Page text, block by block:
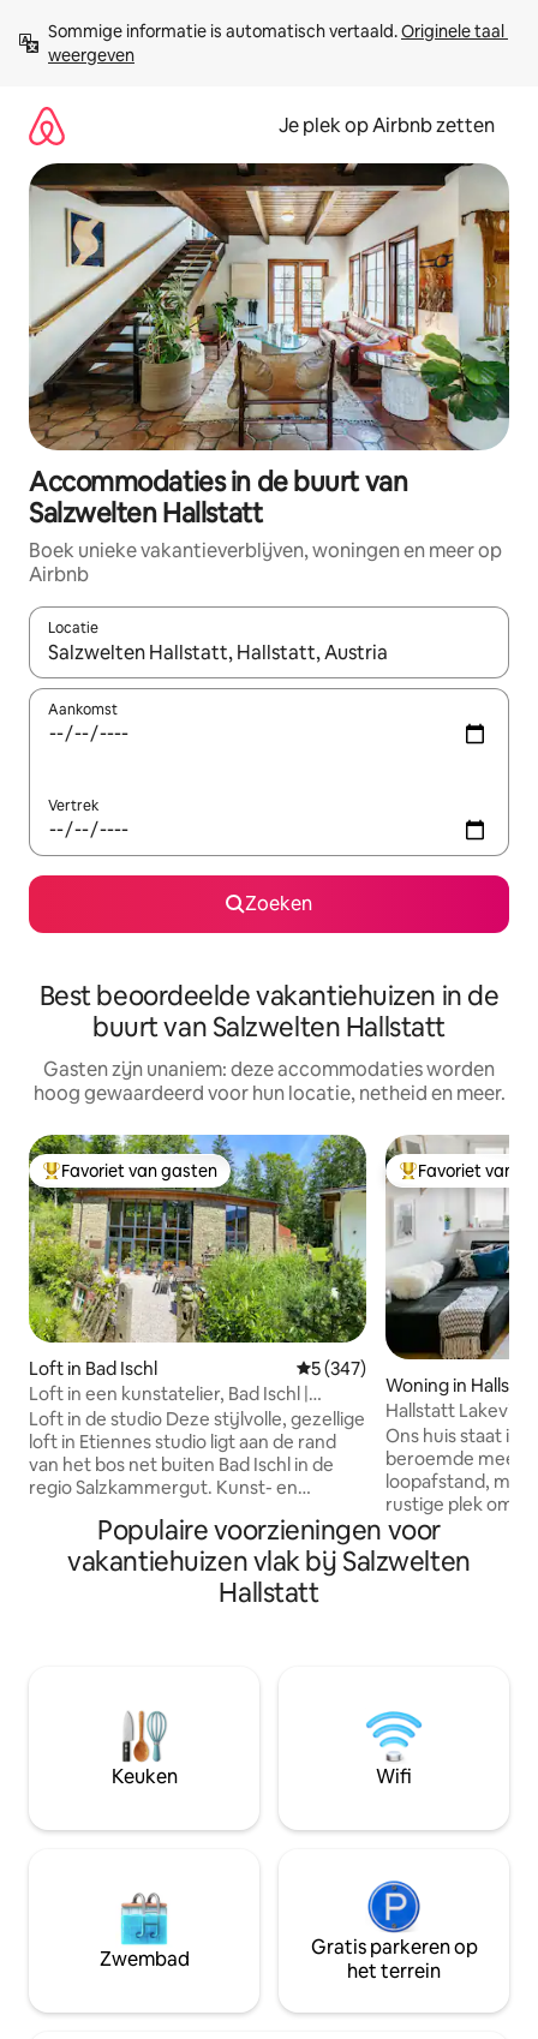
direct
naar
Sommige informatie is automatisch vertaald. Originele taal
weergeven
Je plek op Airbnb zetten
Accommodaties in de buurt van
Salzwelten Hallstatt
Boek unieke vakantieverblijven, woningen en meer op
Airbnb
Locatie
Wanneer er resultaten beschikbaar zijn, maak je een keuze
Aankomst
Vertrek
Zoeken
Best beoordeelde vakantiehuizen in de
buurt van Salzwelten Hallstatt
Gasten zijn unaniem: deze accommodaties worden
hoog gewaardeerd voor hun locatie, netheid en meer.
Topfavoriet van gasten
Favoriet van gasten
Loft in Bad Ischl Gemiddelde beoordeling
5 (347)
Loft in een kunstatelier, Bad Ischl |
Salzkammergut
Loft in de studio Deze stijlvolle, gezellige
loft in Etiennes studio ligt aan de rand
van het bos net buiten Bad Ischl in de
regio Salzkammergut. Kunst- en
trekken. Neem contact op met de
kunstenaar Etienne, die op de eerste
verdieping van de studio schildert. Het
uitzicht op het schilderachtige
vijver en barbecueplaats.
Topfavoriet van
Favoriet van
Woning in
Hallstatt
Ons huis staat in
beroemde
loopafstand,
rustige plek om
van alle
balkon is een
zomeravonden
winkelen,
kerk). Er is een tv
Populaire voorzieningen voor
vakantiehuizen vlak bij Salzwelten
Hallstatt
Keuken Wifi
Zwembad
Gratis parkeren op
het terrein